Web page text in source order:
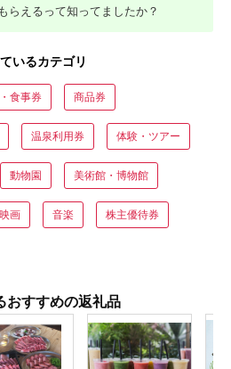
らえるって知ってましたか？
いるカテゴリ
食事券 商品券
温泉利用券 体験・ツアー
動物園 美術館・博物館
映画 音楽 株主優待券
おすすめの返礼品